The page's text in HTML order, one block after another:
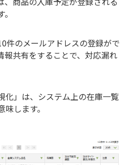
件のメールアドレスの登録がで
報共有をすることで、対応漏れ
化」は、システム上の在庫一覧
します。